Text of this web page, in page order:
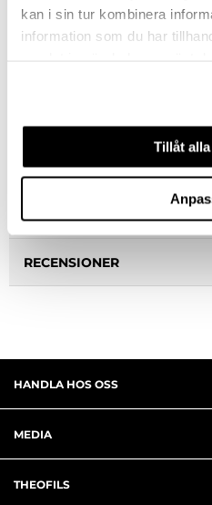
kan i sin tur kombinera
information som du har
Tillåt
Snabba leveranser
Hämta i butik
SPECIFIKATION
RECENSIONER
HANDLA HOS OSS
MEDIA
THEOFILS